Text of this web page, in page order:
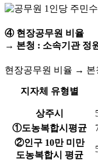
④ 현장공무원 비율
→ 본청 : 소속기관 정
현장공무원 비율 → 본
지자체 유형별
상주시
①도농복합시평균
②인구 10만 미만
도농복합시 평균